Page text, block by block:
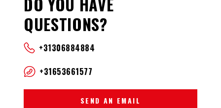
QUESTIONS?
+31306884884
+31653661577
SEND AN EMAIL